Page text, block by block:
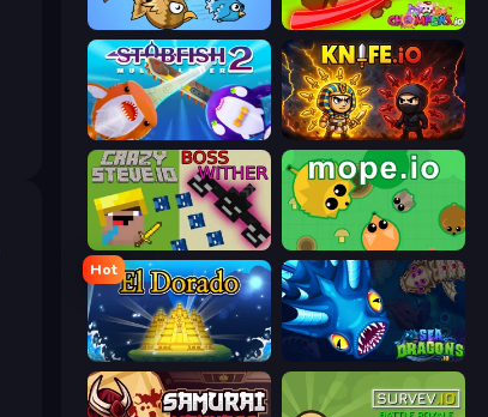
Chompers.io
Stabfish 2 Knife.io
CrazySteve.io Mope.io
Hot
El Dorado Lite SeaDragons.io